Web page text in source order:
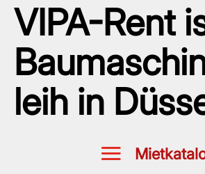
VIPA-Rent
leih in